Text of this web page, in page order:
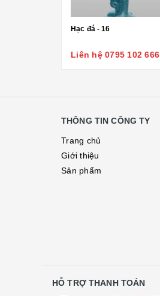
Hạc đá - 16
Liên hệ 0795 102 666
THÔNG TIN CÔNG TY
Trang chủ
Giới thiệu
Sản phẩm
HỖ TRỢ THANH TOÁN